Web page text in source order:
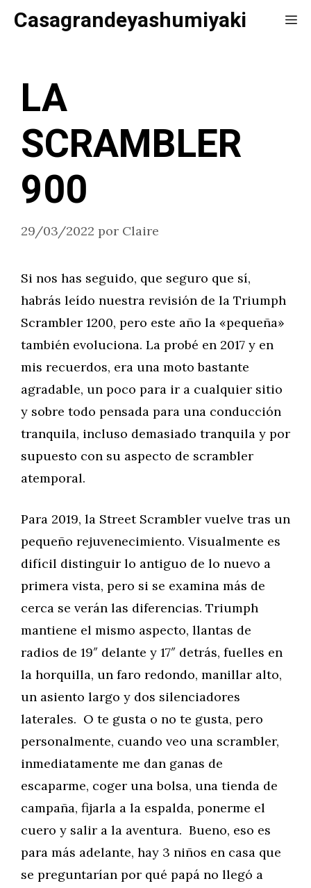
SaltarCasagrandeyashumiyaki
LA
SCRAMBLER
900
29/03/2022 por Claire
Si nos has seguido, que seguro que sí,
habrás leído nuestra revisión de la Triumph
Scrambler 1200, pero este año la «pequeña»
también evoluciona. La probé en 2017 y en
mis recuerdos, era una moto bastante
agradable, un poco para ir a cualquier sitio
y sobre todo pensada para una conducción
tranquila, incluso demasiado tranquila y por
supuesto con su aspecto de scrambler
atemporal.
Para 2019, la Street Scrambler vuelve tras un
pequeño rejuvenecimiento. Visualmente es
difícil distinguir lo antiguo de lo nuevo a
primera vista, pero si se examina más de
cerca se verán las diferencias. Triumph
mantiene el mismo aspecto, llantas de
radios de 19″ delante y 17″ detrás, fuelles en
la horquilla, un faro redondo, manillar alto,
un asiento largo y dos silenciadores
laterales. O te gusta o no te gusta, pero
personalmente, cuando veo una scrambler,
inmediatamente me dan ganas de
escaparme, coger una bolsa, una tienda de
campaña, fijarla a la espalda, ponerme el
cuero y salir a la aventura. Bueno, eso es
para más adelante, hay 3 niños en casa que
se preguntarían por qué papá no llegó a